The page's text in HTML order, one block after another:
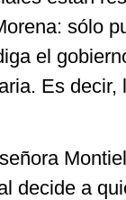
sólo
el
Es decir,
decide a